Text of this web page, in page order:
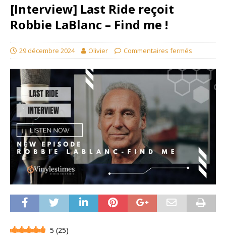
[Interview] Last Ride reçoit
Robbie LaBlanc – Find me !
29 décembre 2024 Olivier Commentaires fermés
5 (25)